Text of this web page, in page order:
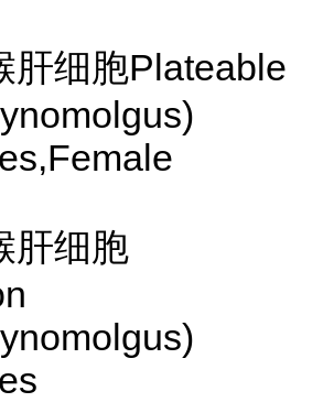
肝细胞Plateable
肝细胞